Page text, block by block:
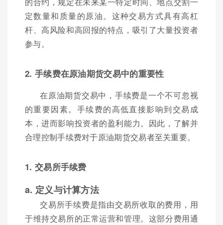
定数量和质量的原油。这种交易方式具有高杠
杆、高风险和高回报的特点，吸引了大量投资者
参与。
2. 手续费在原油期货交易中的重要性
在原油期货交易中，手续费是一个不可忽视
的重要因素。手续费的高低直接影响到交易成
本，进而影响投资者的盈利能力。因此，了解并
合理控制手续费对于原油期货交易者至关重要。
1. 交易所手续费
a. 定义与计算方法
交易所手续费是指由交易所收取的费用，用
于维持交易所的正常运营和管理。这部分费用通